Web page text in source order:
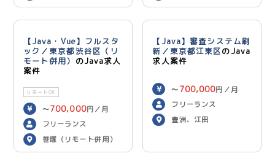
【Java・Vue】フルスタ
ック／東京都渋谷区（リ
モート併用） のJava求人
案件
リモートOK
〜700,000円／月
フリーランス
笹塚（リモート併用）
【Java】審査システム刷
新／東京都江東区のJava
求人案件
〜 700,000円／月
フリーランス
豊洲、江田